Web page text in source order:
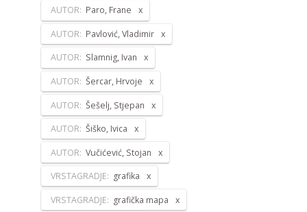
AUTOR: Paro, Frane
AUTOR: Pavlović, Vladimir
AUTOR: Slamnig, Ivan
AUTOR: Šercar, Hrvoje
AUTOR: Šešelj, Stjepan
AUTOR: Šiško, Ivica
AUTOR: Vučićević, Stojan
VRSTAGRADJE: grafika
VRSTAGRADJE: grafička mapa